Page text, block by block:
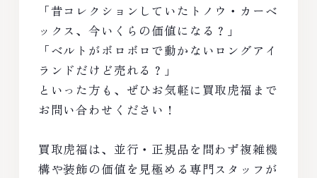
「昔コレクションしていたトノウ・カーベ
ックス、今いくらの価値になる？」
「ベルトがボロボロで動かないロングアイ
ランドだけど売れる？」
といった方も、ぜひお気軽に買取虎福まで
お問い合わせください！
買取虎福は、並行・正規品を問わず複雑機
構や装飾の価値を見極める専門スタッフが